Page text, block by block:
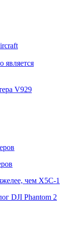
является
V929
чем X5C-1
DJI Phantom 2